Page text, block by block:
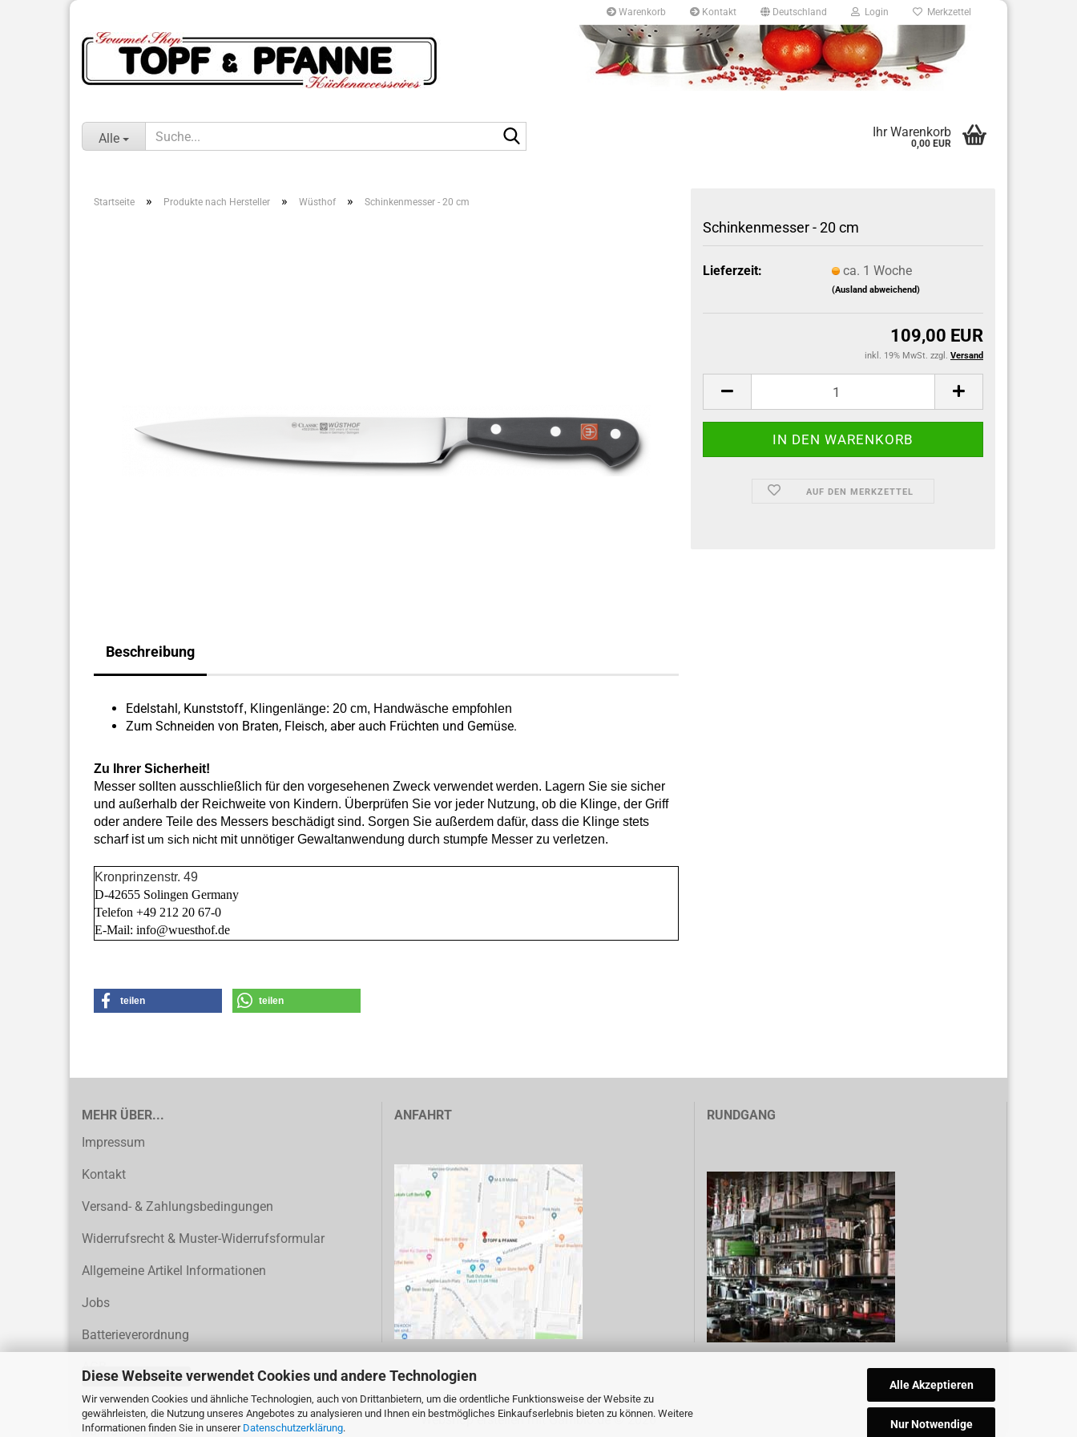
Diese Webseite verwendet Cookies und andere Technologien
Wir verwenden Cookies und ähnliche Technologien, auch von Drittanbietern, um die ordentliche Funktionsweise der Website zu
gewährleisten, die Nutzung unseres Angebotes zu analysieren und Ihnen ein bestmögliches Einkaufserlebnis bieten zu können. Weitere
Informationen finden Sie in unserer Datenschutzerklärung.
Alle Akzeptieren
Nur Notwendige
Warenkorb Kontakt Deutschland Login Merkzettel
Alle Ihr Warenkorb
0,00 EUR
Startseite » Produkte nach Hersteller » Wüsthof » Schinkenmesser - 20 cm
Schinkenmesser - 20 cm
Lieferzeit: ca. 1 Woche
(Ausland abweichend)
109,00 EUR
inkl. 19% MwSt. zzgl. Versand
AUF DEN MERKZETTEL
Beschreibung
Edelstahl, Kunststoff, Klingenlänge: 20 cm, Handwäsche empfohlen
Zum Schneiden von Braten, Fleisch, aber auch Früchten und Gemüse.
Zu Ihrer Sicherheit!
Messer sollten ausschließlich für den vorgesehenen Zweck verwendet werden. Lagern Sie sie sicher
und außerhalb der Reichweite von Kindern. Überprüfen Sie vor jeder Nutzung, ob die Klinge, der Griff
oder andere Teile des Messers beschädigt sind. Sorgen Sie außerdem dafür, dass die Klinge stets
scharf ist um sich nicht mit unnötiger Gewaltanwendung durch stumpfe Messer zu verletzen.
Kronprinzenstr. 49
D-42655 Solingen Germany
Telefon +49 212 20 67-0
E-Mail: info@wuesthof.de
teilen teilen
MEHR ÜBER...
Impressum
Kontakt
Versand- & Zahlungsbedingungen
Widerrufsrecht & Muster-Widerrufsformular
Allgemeine Artikel Informationen
Jobs
Batterieverordnung
AGB
Privatsphäre und Datenschutz
Callback Service
ANFAHRT RUNDGANG
Vertrag widerrufen
Webshop erstellenmit Gambio.de © 2026